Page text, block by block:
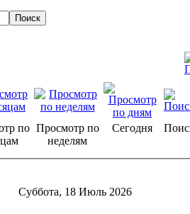
по Просмотр по
неделям
Сегодня
Суббота, 18 Июль 2026